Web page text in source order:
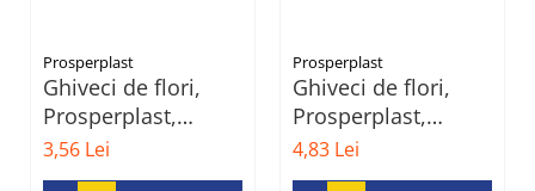
Prosperplast
Ghiveci de flori,
Prosperplast,
Plastic, 12 cm, Gri
3,56 Lei
Prosperplast
Ghiveci de flori,
Prosperplast,
Plastic, 14.5 cm,
Verde
4,83 Lei